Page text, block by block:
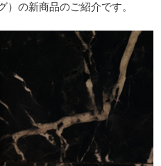
）の新商品のご紹介です。